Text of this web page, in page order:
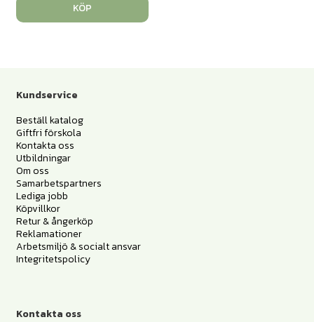
KÖP
Kundservice
Beställ katalog
Giftfri förskola
Kontakta oss
Utbildningar
Om oss
Samarbetspartners
Lediga jobb
Köpvillkor
Retur & ångerköp
Reklamationer
Arbetsmiljö & socialt ansvar
Integritetspolicy
Kontakta oss